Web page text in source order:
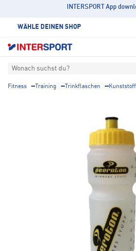
INTERSPORT App
WÄHLE DEINEN SHOP
Wonach suchst du?
Fitness Training Trinkflaschen